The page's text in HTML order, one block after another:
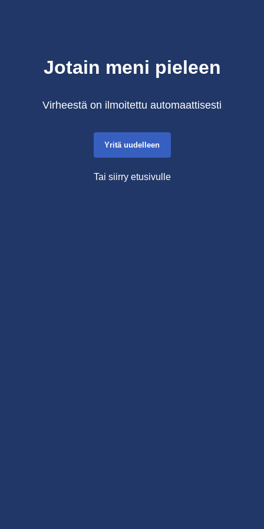
Jotain meni pieleen
Virheestä on ilmoitettu automaattisesti
Yritä uudelleen
Tai siirry etusivulle